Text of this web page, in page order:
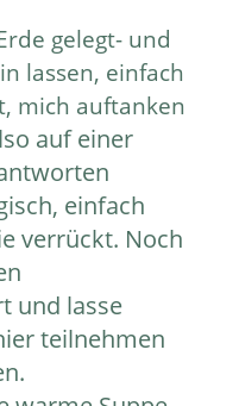
gelegt- und
lassen, einfach
mich auftanken
auf einer
einfach
verrückt. Noch
und lasse
teilnehmen